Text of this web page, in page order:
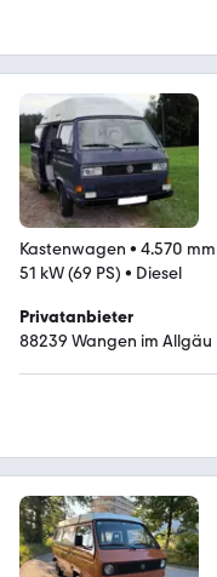
Kastenwagen • 4.570 mm
51 kW (69 PS) • Diesel
Privatanbieter
88239 Wangen im Allgäu